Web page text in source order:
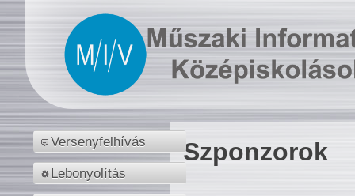
Versenyfelhívás
Lebonyolítás
Szponzorok